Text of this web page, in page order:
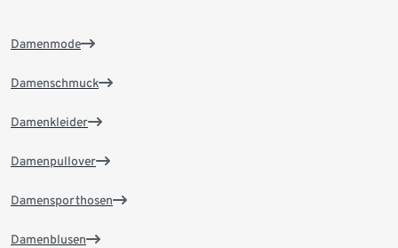
Damenmode
Damenschmuck
Damenkleider
Damenpullover
Damensporthosen
Damenblusen